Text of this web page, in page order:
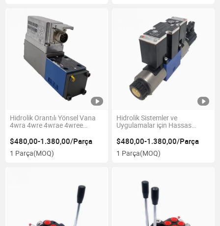
Hidrolik Orantılı Yönsel Vana
4wra 4wre 4wrae 4wree
4wrpeh10 4wrpeh10c3b Serisi
0811404613 4wrpeh-6-C4-
B40L-20/G24K0/A1m
$480,00-1.380,00/Parça
1 Parça(MOQ)
Hidrolik Sistemler ve
Uygulamalar için Hassas
$480,00-1.380,00/Parça
1 Parça(MOQ)